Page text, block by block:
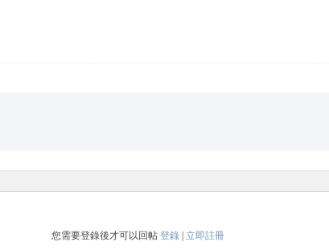
您需要登錄後才可以回帖 登錄| 立即註冊